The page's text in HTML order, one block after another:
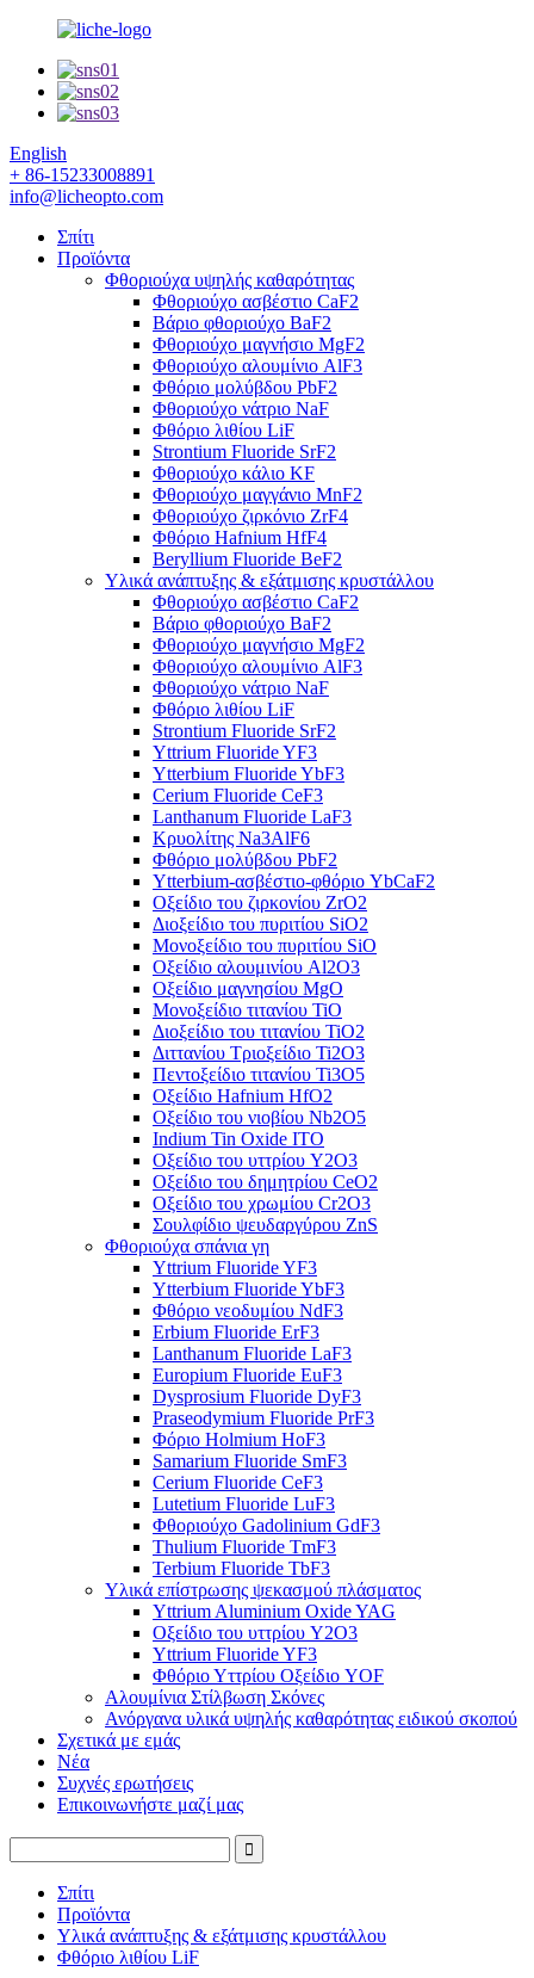
English
+ 86-15233008891
info@licheopto.com
Σπίτι
Προϊόντα
Φθοριούχα υψηλής καθαρότητας
Φθοριούχο ασβέστιο CaF2
Βάριο φθοριούχο BaF2
Φθοριούχο μαγνήσιο MgF2
Φθοριούχο αλουμίνιο AlF3
Φθόριο μολύβδου PbF2
Φθοριούχο νάτριο NaF
Φθόριο λιθίου LiF
Strontium Fluoride SrF2
Φθοριούχο κάλιο KF
Φθοριούχο μαγγάνιο MnF2
Φθοριούχο ζιρκόνιο ZrF4
Φθόριο Hafnium HfF4
Beryllium Fluoride BeF2
Υλικά ανάπτυξης & εξάτμισης κρυστάλλου
Φθοριούχο ασβέστιο CaF2
Βάριο φθοριούχο BaF2
Φθοριούχο μαγνήσιο MgF2
Φθοριούχο αλουμίνιο AlF3
Φθοριούχο νάτριο NaF
Φθόριο λιθίου LiF
Strontium Fluoride SrF2
Yttrium Fluoride YF3
Ytterbium Fluoride YbF3
Cerium Fluoride CeF3
Lanthanum Fluoride LaF3
Κρυολίτης Na3AlF6
Φθόριο μολύβδου PbF2
Ytterbium-ασβέστιο-φθόριο YbCaF2
Οξείδιο του ζιρκονίου ZrO2
Διοξείδιο του πυριτίου SiO2
Μονοξείδιο του πυριτίου SiO
Οξείδιο αλουμινίου Al2O3
Οξείδιο μαγνησίου MgO
Μονοξείδιο τιτανίου TiO
Διοξείδιο του τιτανίου TiO2
Διττανίου Τριοξείδιο Ti2O3
Πεντοξείδιο τιτανίου Ti3O5
Οξείδιο Hafnium HfO2
Οξείδιο του νιοβίου Nb2O5
Indium Tin Oxide ITO
Οξείδιο του υττρίου Y2O3
Οξείδιο του δημητρίου CeO2
Οξείδιο του χρωμίου Cr2O3
Σουλφίδιο ψευδαργύρου ZnS
Φθοριούχα σπάνια γη
Yttrium Fluoride YF3
Ytterbium Fluoride YbF3
Φθόριο νεοδυμίου NdF3
Erbium Fluoride ErF3
Lanthanum Fluoride LaF3
Europium Fluoride EuF3
Dysprosium Fluoride DyF3
Praseodymium Fluoride PrF3
Φόριο Holmium HoF3
Samarium Fluoride SmF3
Cerium Fluoride CeF3
Lutetium Fluoride LuF3
Φθοριούχο Gadolinium GdF3
Thulium Fluoride TmF3
Terbium Fluoride TbF3
Υλικά επίστρωσης ψεκασμού πλάσματος
Yttrium Aluminium Oxide YAG
Οξείδιο του υττρίου Y2O3
Yttrium Fluoride YF3
Φθόριο Υττρίου Οξείδιο YOF
Αλουμίνια Στίλβωση Σκόνες
Ανόργανα υλικά υψηλής καθαρότητας ειδικού σκοπού
Σχετικά με εμάς
Νέα
Συχνές ερωτήσεις
Επικοινωνήστε μαζί μας
Σπίτι
Προϊόντα
Υλικά ανάπτυξης & εξάτμισης κρυστάλλου
Φθόριο λιθίου LiF